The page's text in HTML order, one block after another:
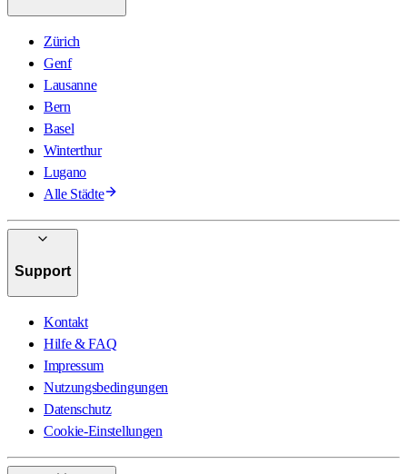
Zürich
Genf
Lausanne
Bern
Basel
Winterthur
Lugano
Alle Städte
Support
Kontakt
Hilfe & FAQ
Impressum
Nutzungsbedingungen
Datenschutz
Cookie-Einstellungen